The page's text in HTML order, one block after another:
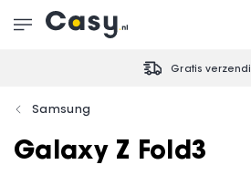
Gratis
Samsung
Galaxy Z Fold3